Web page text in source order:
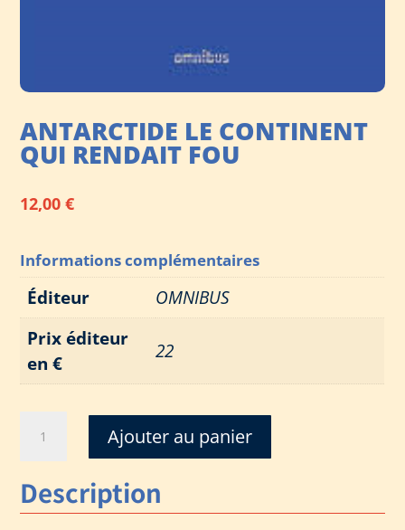
ANTARCTIDE LE CONTINENT
QUI RENDAIT FOU
12,00€
Informations complémentaires
Éditeur
OMNIBUS
Prix éditeur
en €
22
ANTARCTIDE
LE
CONTINENT
Ajouter au panier
Description